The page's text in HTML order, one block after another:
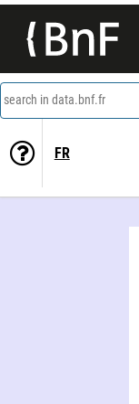
search in data.bnf.fr
FR